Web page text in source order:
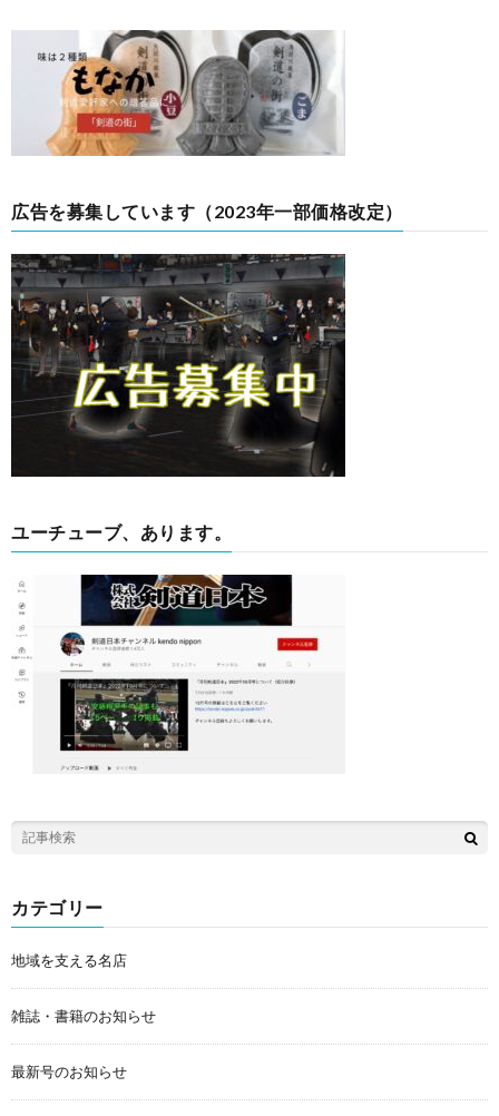
広告を募集しています（2023年一部価格改定）
ユーチューブ、あります。
カテゴリー
地域を支える名店
雑誌・書籍のお知らせ
最新号のお知らせ